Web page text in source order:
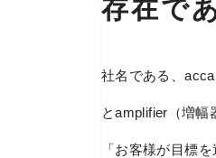
存在で
社名である、
とamplifier（増幅
「お客様が目標